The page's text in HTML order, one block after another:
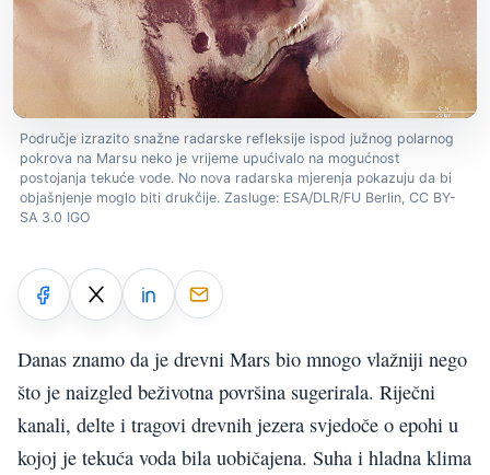
Područje izrazito snažne radarske refleksije ispod južnog polarnog
pokrova na Marsu neko je vrijeme upućivalo na mogućnost
postojanja tekuće vode. No nova radarska mjerenja pokazuju da bi
objašnjenje moglo biti drukčije. Zasluge: ESA/DLR/FU Berlin, CC BY-
SA 3.0 IGO
Danas znamo da je drevni Mars bio mnogo vlažniji nego
što je naizgled beživotna površina sugerirala. Riječni
kanali, delte i tragovi drevnih jezera svjedoče o epohi u
kojoj je tekuća voda bila uobičajena. Suha i hladna klima